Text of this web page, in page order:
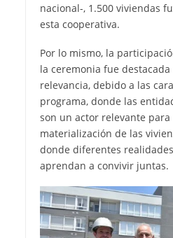
nacional-, 1.500 viviendas
esta cooperativa.
Por lo mismo, la
la ceremonia fue
relevancia, debido a las
programa, donde las
son un actor relevante
materialización de las
donde diferentes
aprendan a convivir juntas.